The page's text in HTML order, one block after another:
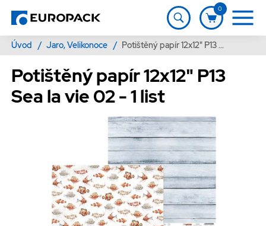
0
Úvod / Jaro, Velikonoce / Potištěný papír 12x12" P13 Sea la vie 02 - 1 list
Potištěný papír 12x12" P13
Sea la vie 02 - 1 list